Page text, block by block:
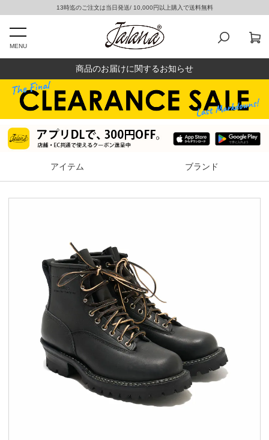
13時迄のご注文は当日発送/ 10,000円以上購入で送料無料
MENU
商品のお届けに関するお知らせ
アイテム ブランド